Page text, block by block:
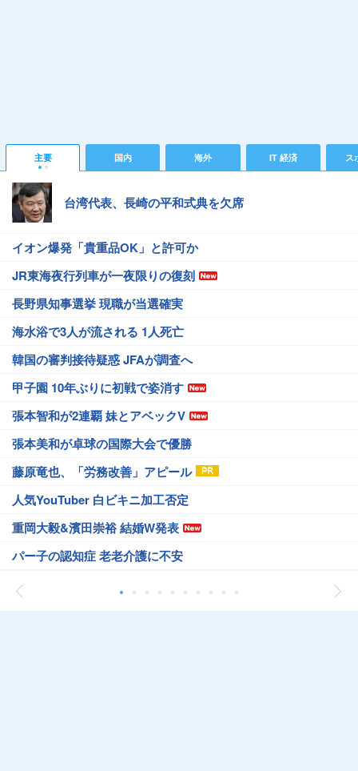
主要 国内 海外 IT 経済 ス
台湾代表、長崎の平和式典を欠席
イオン爆発「貴重品OK」と許可か
JR東海夜行列車が一夜限りの復刻
長野県知事選挙 現職が当選確実
海水浴で3人が流される 1人死亡
韓国の審判接待疑惑 JFAが調査へ
甲子園 10年ぶりに初戦で姿消す
張本智和が2連覇 妹とアベックV
張本美和が卓球の国際大会で優勝
藤原竜也、「労務改善」アピール
人気YouTuber 白ビキニ加工否定
重岡大毅&濱田崇裕 結婚W発表
パー子の認知症 老老介護に不安